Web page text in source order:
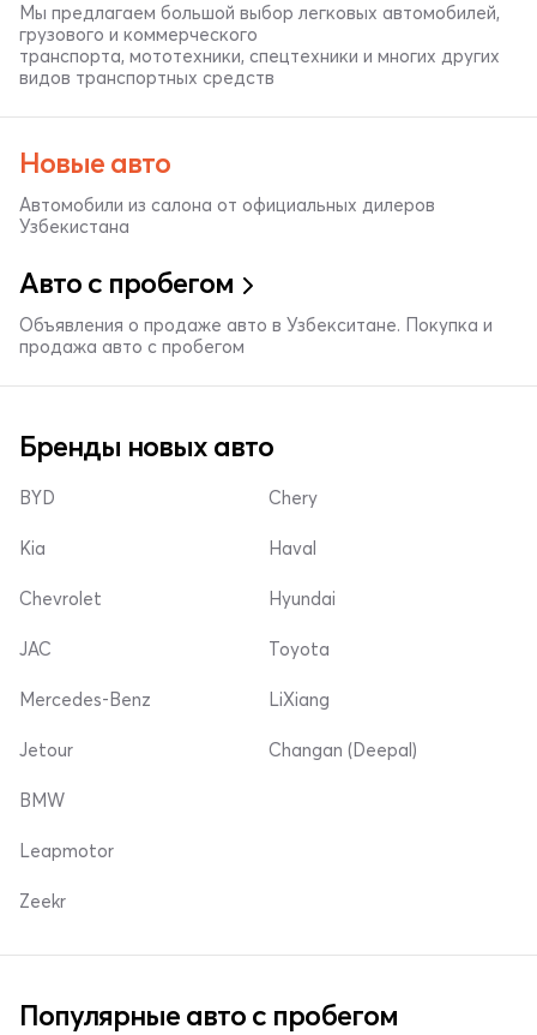
Мы предлагаем большой выбор легковых автомобилей,
грузового и коммерческого
транспорта, мототехники, спецтехники и многих других
видов транспортных средств
Новые авто
Автомобили из салона от официальных дилеров
Узбекистана
Авто с пробегом
Объявления о продаже авто в Узбекситане. Покупка и
продажа авто с пробегом
Бренды новых авто
BYD
Kia
Chevrolet
Chery
Haval
Hyundai
JAC
Mercedes-Benz
Jetour
Toyota
LiXiang
Changan (Deepal)
BMW
Leapmotor
Zeekr
Популярные авто с пробегом